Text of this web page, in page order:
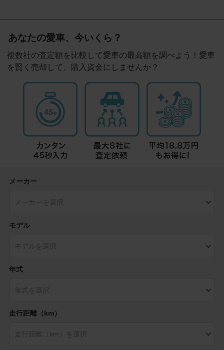
あなたの愛車、今いくら？
複数社の査定額を比較して愛車の最高額を調べよう！愛車
を賢く売却して、購入資金にしませんか？
メーカー
モデル
年式
走行距離（km）